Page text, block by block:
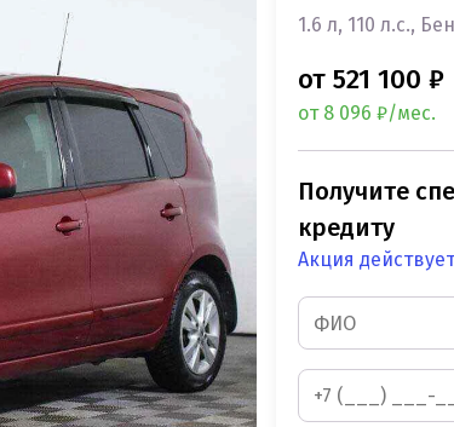
1.6 л, 110 л.с.,
от 521 100 ₽
от 8 096 ₽/мес.
Получите
кредиту
Акция